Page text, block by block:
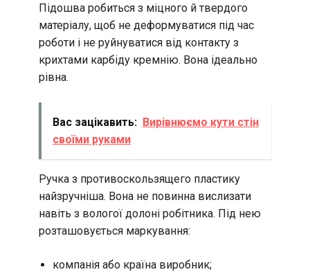
Підошва робиться з міцного й твердого
матеріалу, щоб не деформуватися під час
роботи і не руйнуватися від контакту з
крихтами карбіду кремнію. Вона ідеально
рівна.
Вас зацікавить: Вирівнюємо кути стін
своїми руками
Ручка з противоскользящего пластику
найзручніша. Вона не повинна вислизати
навіть з вологої долоні робітника. Під нею
розташовується маркування:
компанія або країна виробник;